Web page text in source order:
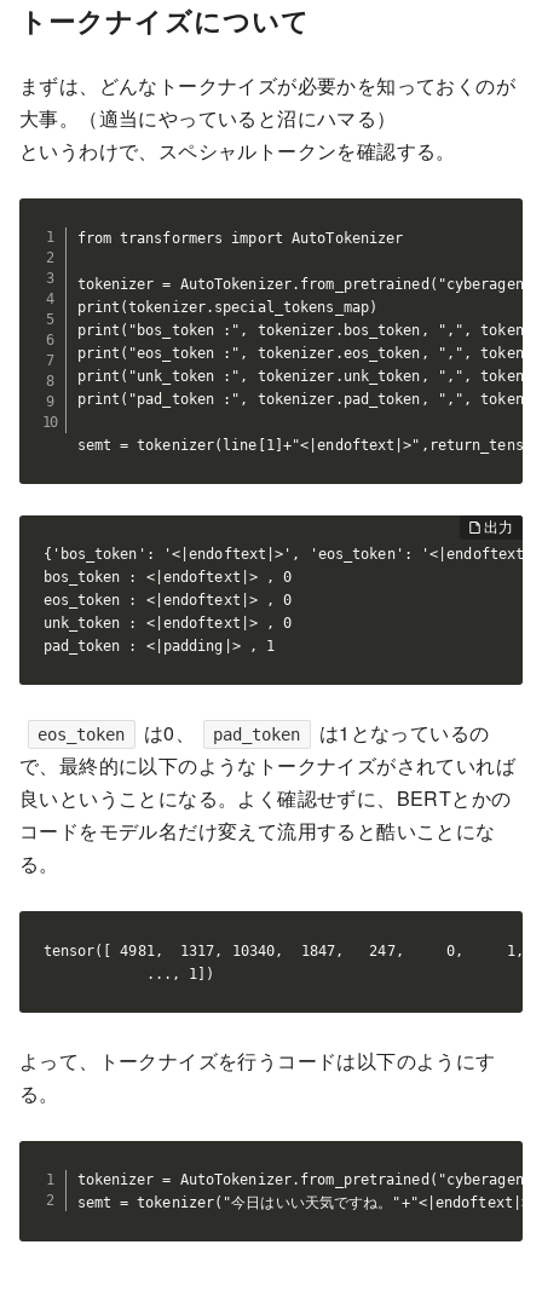
トークナイズについて
まずは、どんなトークナイズが必要かを知っておくのが
大事。（適当にやっていると沼にハマる）
というわけで、スペシャルトークンを確認する。
from transformers import AutoTokenizer
tokenizer =
print(tokenizer.special_tokens_map)
print("bos_token :", tokenizer.bos_token, ",",
print("eos_token :", tokenizer.eos_token, ",",
print("unk_token :", tokenizer.unk_token, ",",
print("pad_token :", tokenizer.pad_token, ",",
semt =
{'bos_token': '<|endoftext|>', 'eos_token':
bos_token : <|endoftext|> , 0
eos_token : <|endoftext|> , 0
unk_token : <|endoftext|> , 0
pad_token : <|padding|> , 1
eos_token は0、 pad_token
は1となっているの
で、最終的に以下のようなトークナイズがされていれば
良いということになる。よく確認せずに、BERTとかの
コードをモデル名だけ変えて流用すると酷いことにな
る。
tensor([ 4981,  1317, 10340,  1847,   247,     0,
            ..., 1])
よって、トークナイズを行うコードは以下のようにす
る。
tokenizer = AutoTokenizer.from_pretrained("cyberagent/
semt = tokenizer("今日はいい天気ですね。